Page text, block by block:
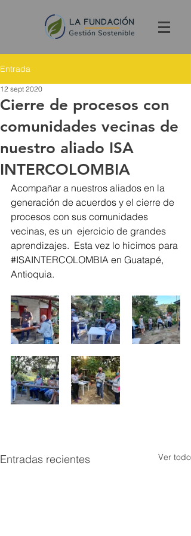
Entrada
Cierre de procesos con
comunidades vecinas de
nuestro aliado ISA
INTERCOLOMBIA
12 sept 2020
Acompañar a nuestros aliados en la
generación de acuerdos y el cierre de
procesos con sus comunidades
vecinas, es un  ejercicio de grandes
aprendizajes.  Esta vez lo hicimos para
#ISAINTERCOLOMBIA en Guatapé,
Antioquia.
Entradas recientes Ver todo